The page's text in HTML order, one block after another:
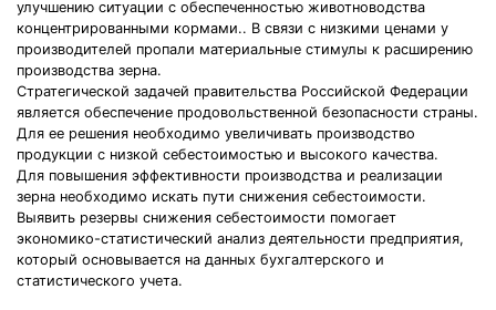
улучшению ситуации с обеспеченностью животноводства
концентрированными кормами.. В связи с низкими ценами у
производителей пропали материальные стимулы к расширению
производства зерна.
Стратегической задачей правительства Российской Федерации
является обеспечение продовольственной безопасности страны.
Для ее решения необходимо увеличивать производство
продукции с низкой себестоимостью и высокого качества.
Для повышения эффективности производства и реализации
зерна необходимо искать пути снижения себестоимости.
Выявить резервы снижения себестоимости помогает
экономико-статистический анализ деятельности предприятия,
который основывается на данных бухгалтерского и
статистического учета.